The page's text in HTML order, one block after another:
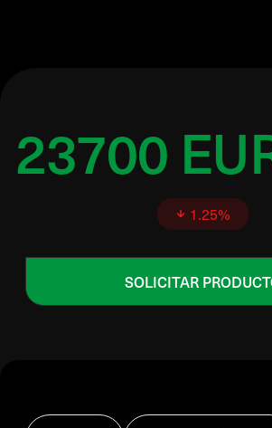
23700
1.25%
SOLICITAR